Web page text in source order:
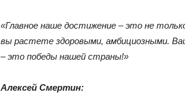
«Главное наше достижение – это не
вы растете здоровыми, амбициозными.
– это победы нашей страны!»
Алексей Смертин: